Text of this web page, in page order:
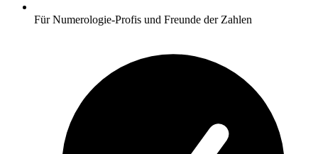
Für Numerologie-Profis und Freunde der Zahlen